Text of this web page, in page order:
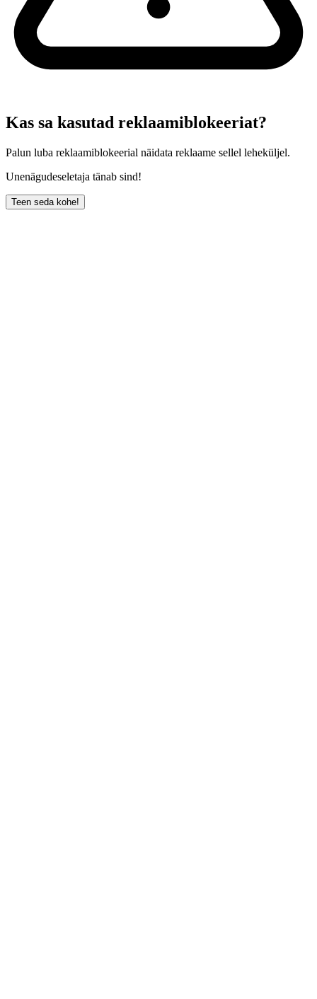
Kas sa kasutad reklaamiblokeeriat?
Palun luba reklaamiblokeerial näidata reklaame sellel leheküljel.
Unenägudeseletaja tänab sind!
Teen seda kohe!